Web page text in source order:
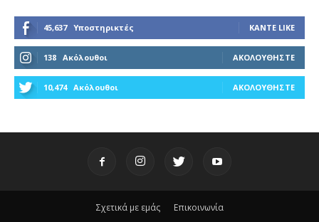
45,637 Υποστηρικτές ΚΆΝΤΕ LIKE
138 Ακόλουθοι ΑΚΟΛΟΥΘΉΣΤΕ
10,474 Ακόλουθοι ΑΚΟΛΟΥΘΉΣΤΕ
Σχετικά με εμάς Επικοινωνία